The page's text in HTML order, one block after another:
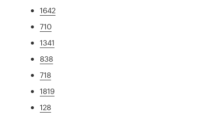
1642
710
1341
838
718
1819
128